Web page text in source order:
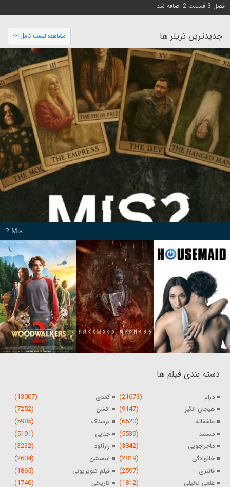
فصل 3 قسمت 2 اضافه شد
جدیدترین تریلر ها مشاهده لیست کامل >>
Mis ?
دسته بندی فیلم ها
درام (21673) کمدی (13007)
هیجان انگیز (9147) اکشن (7252)
عاشقانه (6520) ترسناک (5985)
مستند (5539) جنایی (5191)
ماجراجویی (3842) رازآلود (3232)
خانوادگی (2819) انیمیشن (2604)
فانتزی (2597) فیلم تلویزیونی (1865)
علمی تخیلی (1812) تاریخی (1740)